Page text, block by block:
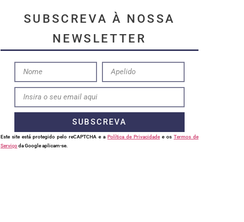
SUBSCREVA À NOSSA
NEWSLETTER
SUBSCREVA
Este site está protegido pelo reCAPTCHA e a Política de Privacidade e os Termos de
Serviçoda Google aplicam-se.